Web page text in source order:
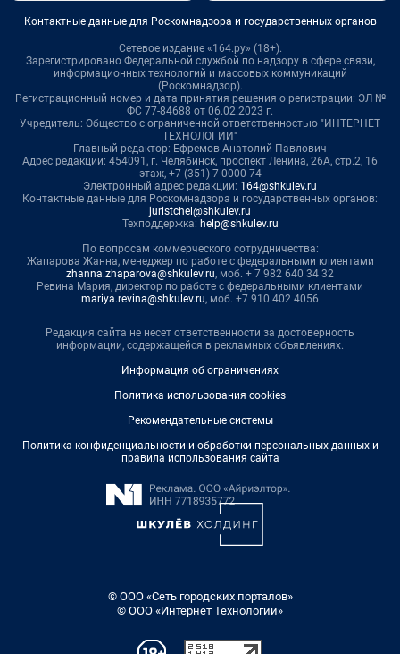
Контактные данные для Роскомнадзора и государственных органов
Сетевое издание «164.ру» (18+).
Зарегистрировано Федеральной службой по надзору в сфере связи,
информационных технологий и массовых коммуникаций
(Роскомнадзор).
Регистрационный номер и дата принятия решения о регистрации: ЭЛ №
ФС 77-84688 от 06.02.2023 г.
Учредитель: Общество с ограниченной ответственностью "ИНТЕРНЕТ
ТЕХНОЛОГИИ"
Главный редактор: Ефремов Анатолий Павлович
Адрес редакции: 454091, г. Челябинск, проспект Ленина, 26А, стр.2, 16
этаж, +7 (351) 7-0000-74
Электронный адрес редакции: 164@shkulev.ru
Контактные данные для Роскомнадзора и государственных органов:
juristchel@shkulev.ru
Техподдержка: help@shkulev.ru
По вопросам коммерческого сотрудничества:
Жапарова Жанна, менеджер по работе с федеральными клиентами
zhanna.zhaparova@shkulev.ru, моб. + 7 982 640 34 32
Ревина Мария, директор по работе с федеральными клиентами
mariya.revina@shkulev.ru, моб. +7 910 402 4056
Редакция сайта не несет ответственности за достоверность
информации, содержащейся в рекламных объявлениях.
Информация об ограничениях
Политика использования cookies
Рекомендательные системы
Политика конфиденциальности и обработки персональных данных и
правила использования сайта
© ООО «Сеть городских порталов»
© ООО «Интернет Технологии»